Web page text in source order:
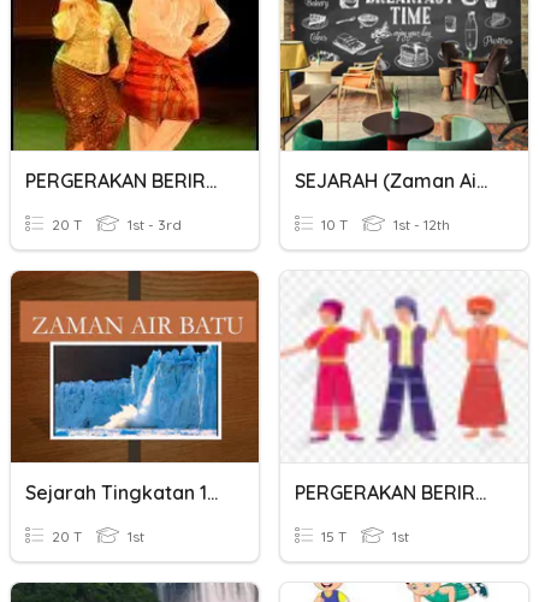
PERGERAKAN BERIRAMA
20 T 1st - 3rd
SEJARAH (zaman Air Batu)
10 T 1st - 12th
Sejarah Tingkatan 1-Zaman Air Batu
20 T 1st
PERGERAKAN BERIRAMA TINGKATAN 1
15 T 1st